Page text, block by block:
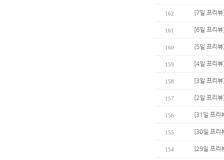
162 [7일 프리
161 [6일 프리
160 [5일 프리
159 [4일 프리
158 [3일 프리
157 [2일 프리
156 [31일 프리
155 [30일 프리
154 [29일 프리